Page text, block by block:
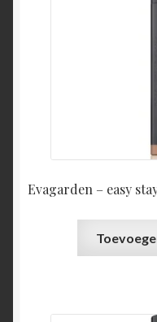
Evagarden – easy